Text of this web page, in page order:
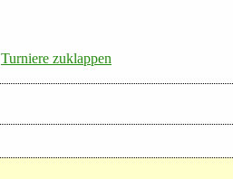
Turniere zuklappen